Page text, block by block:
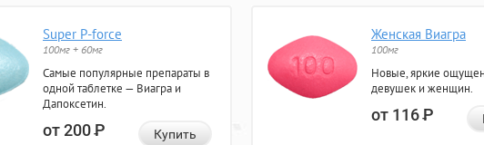
Super P-force
100мг + 60мг
Самые популярные препараты в
одной таблетке — Виагра и
Дапоксетин.
от 200Р Купить
Женская Виагра
100мг
Новые, яркие
девушек и женщин.
от 116Р